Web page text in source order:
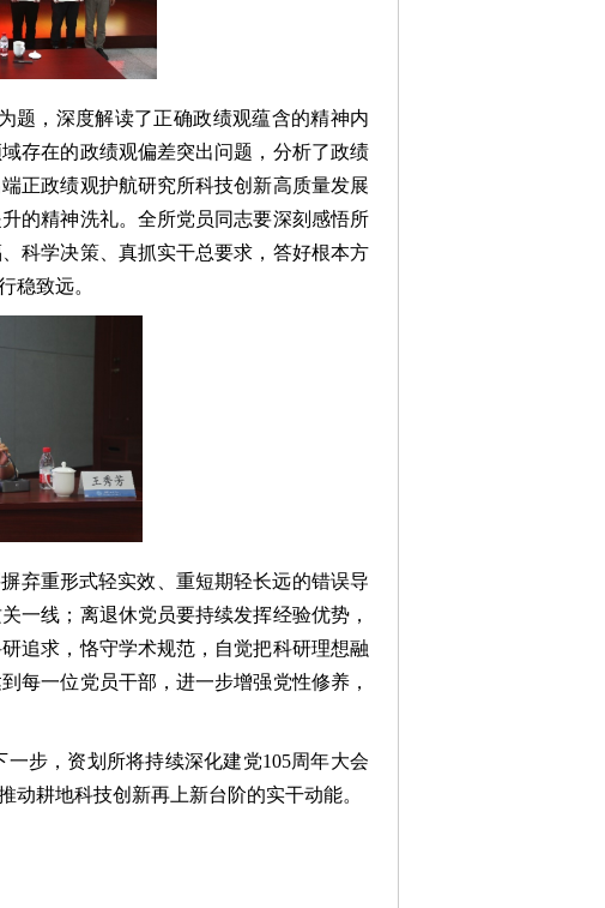
题，深度解读了正确政绩观蕴含的精神内
存在的政绩观偏差突出问题，分析了政绩
正政绩观护航研究所科技创新高质量发展
的精神洗礼。全所党员同志要深刻感悟所
科学决策、真抓实干总要求，答好根本方
稳致远。
弃重形式轻实效、重短期轻长远的错误导
一线；离退休党员要持续发挥经验优势，
追求，恪守学术规范，自觉把科研理想融
每一位党员干部，进一步增强党性修养，
步，资划所将持续深化建党105周年大会
耕地科技创新再上新台阶的实干动能。